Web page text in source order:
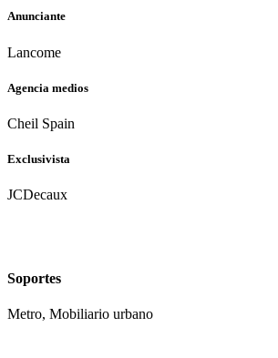
Anunciante
Lancome
Agencia medios
Cheil Spain
Exclusivista
JCDecaux
Soportes
Metro, Mobiliario urbano